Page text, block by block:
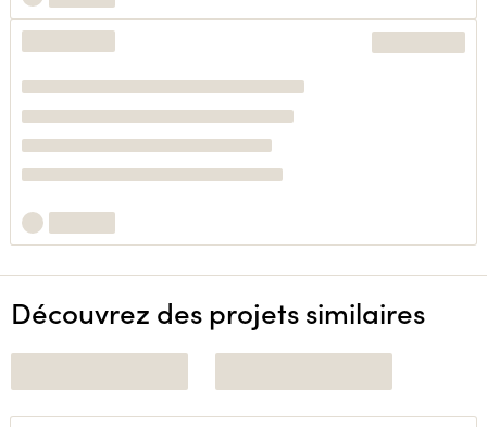
Découvrez des projets similaires